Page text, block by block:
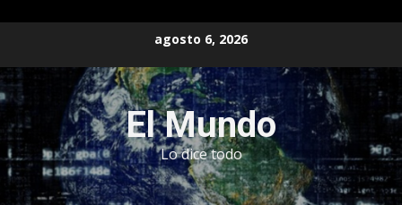
contenido
agosto 6, 2026
El Mundo
Lo dice todo